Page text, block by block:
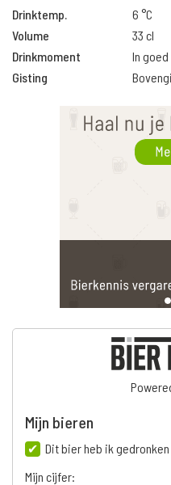
Drinktemp.
6 °C
Volume
33 cl
Drinkmoment
In
Gisting
Mijn bieren
Dit bier heb ik gedronken
Mijn cijfer: